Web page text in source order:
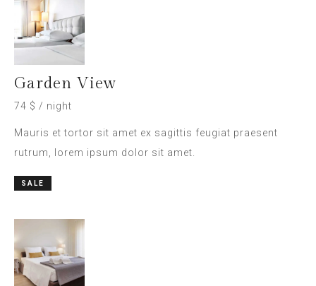
Garden View
74 $ / night
Mauris et tortor sit amet ex sagittis feugiat praesent
rutrum, lorem ipsum dolor sit amet.
SALE